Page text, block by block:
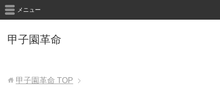
甲子園革命
メニュー
甲子園革命 TOP